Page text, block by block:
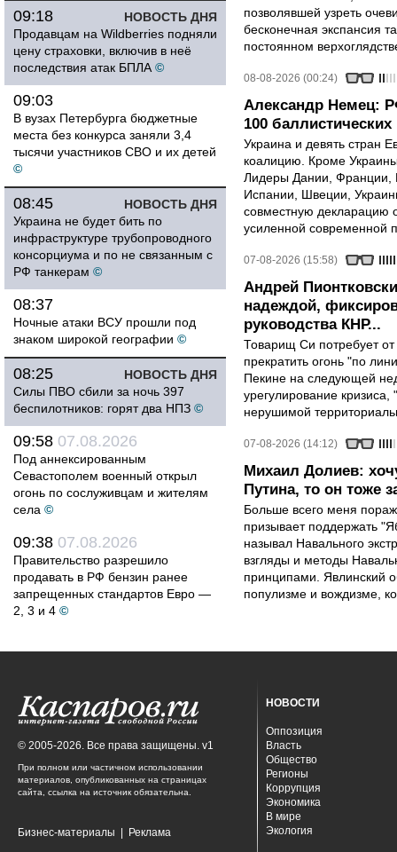
НОВОСТЬ ДНЯ
09:18
Продавцам на Wildberries подняли
цену страховки, включив в неё
последствия атак БПЛА ©
09:03
В вузах Петербурга бюджетные
места без конкурса заняли 3,4
тысячи участников СВО и их детей
©
НОВОСТЬ ДНЯ
08:45
Украина не будет бить по
инфраструктуре трубопроводного
консорциума и по не связанным с
РФ танкерам ©
08:37
Ночные атаки ВСУ прошли под
знаком широкой географии ©
НОВОСТЬ ДНЯ
08:25
Силы ПВО сбили за ночь 397
беспилотников: горят два НПЗ ©
09:58 07.08.2026
Под аннексированным
Севастополем военный открыл
огонь по сослуживцам и жителям
села ©
09:38 07.08.2026
Правительство разрешило
продавать в РФ бензин ранее
запрещенных стандартов Евро —
2, 3 и 4 ©
позволявшей узреть
бесконечная экспансия
постоянном
08-08-2026 (00:24)
Александр Немец:
100 баллистических
Украина и девять стран
коалицию. Кроме
Лидеры Дании, Франции,
Испании, Швеции,
совместную декларацию
усиленной современной
07-08-2026 (15:58)
Андрей
надеждой,
руководства КНР...
Товарищ Си потребует
прекратить огонь "по
Пекине на следующей
урегулирование
нерушимой
07-08-2026 (14:12)
Михаил Долиев:
Путина, то он тоже
Больше всего меня
призывает поддержать
называл Навального
взгляды и методы
принципами. Явлинский
популизме и вождизме,
© 2005-2026. Все права защищены. v1
При полном или частичном использовании
материалов, опубликованных на страницах
сайта, ссылка на источник обязательна.
Бизнес-материалы Реклама
НОВОСТИ
Оппозиция
Власть
Общество
Регионы
Коррупция
Экономика
В мире
Экология